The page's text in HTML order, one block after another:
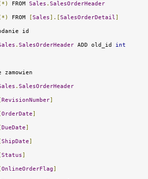
FROM Sales . SalesOrderHeader
FROM [Sales].[SalesOrderDetail]
id
. SalesOrderHeader ADD old_id int
zamowien
. SalesOrderHeader
RevisionNumber]
OrderDate]
DueDate]
ShipDate]
Status]
OnlineOrderFlag]